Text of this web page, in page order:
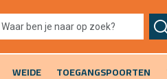
showroom morgen
9u - 12u30 & 13u30 - 17u
WEIDE TOEGANGSPOORTEN